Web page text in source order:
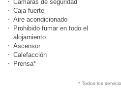
Cámaras de seguridad
Caja fuerte
Aire acondicionado
Prohibido fumar en todo el
alojamiento
Ascensor
Calefacción
Prensa*
* Todos los